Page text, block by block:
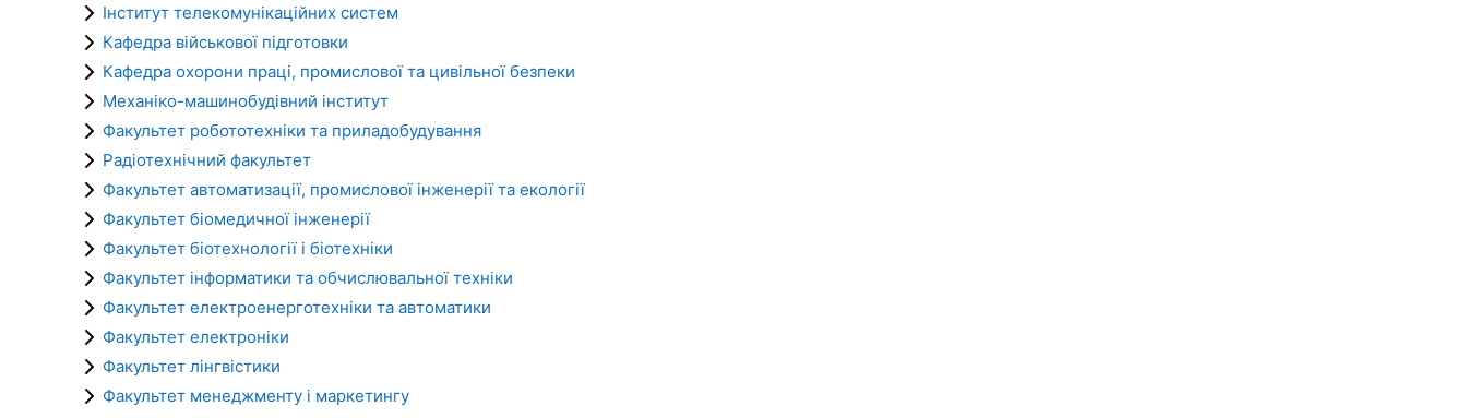
Інститут телекомунікаційних систем
Кафедра військової підготовки
Кафедра охорони праці, промислової та цивільної безпеки
Механіко-машинобудівний інститут
Факультет робототехніки та приладобудування
Радіотехнічний факультет
Факультет автоматизації, промислової інженерії та екології
Факультет біомедичної інженерії
Факультет біотехнології і біотехніки
Факультет iнформатики та обчислювальної техніки
Факультет електроенерготехніки та автоматики
Факультет електронiки
Факультет лінгвістики
Факультет менеджменту і маркетингу